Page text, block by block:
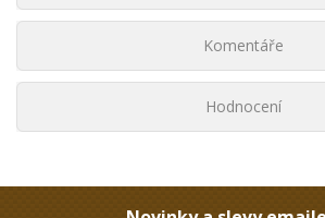
Komentáře
Hodnocení